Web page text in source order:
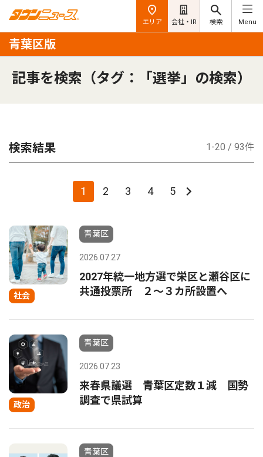
エリア 会社・IR 検索 Menu
青葉区版
記事を検索（タグ：「選挙」の検索）
検索結果 1-20 / 93件
1 2 3 4 5
社会
青葉区
2026.07.27
2027年統一地方選で栄区と瀬谷区に
共通投票所 ２〜３カ所設置へ
政治
青葉区
2026.07.23
来春県議選 青葉区定数１減 国勢
調査で県試算
青葉区